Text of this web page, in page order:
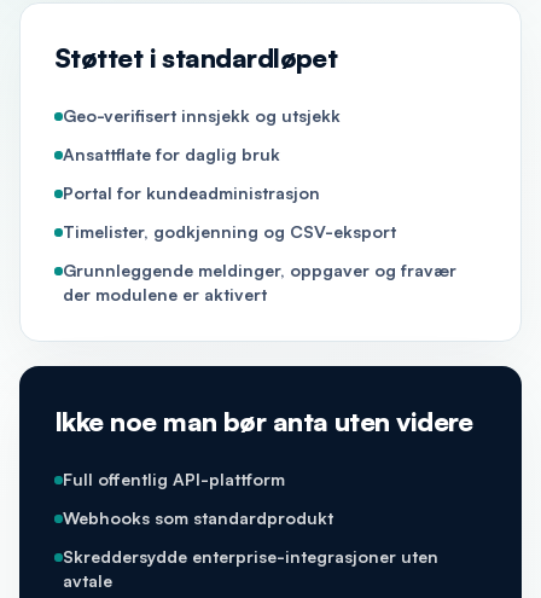
Støttet i standardløpet
Geo-verifisert innsjekk og utsjekk
Ansattflate for daglig bruk
Portal for kundeadministrasjon
Timelister, godkjenning og CSV-eksport
Grunnleggende meldinger, oppgaver og fravær
der modulene er aktivert
Ikke noe man bør anta uten videre
Full offentlig API-plattform
Webhooks som standardprodukt
Skreddersydde enterprise-integrasjoner uten
avtale